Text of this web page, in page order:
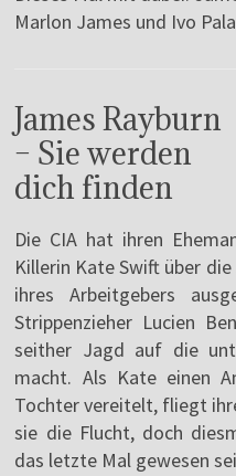
Marlon James und Ivo
James Rayburn
– Sie werden
dich finden
Die CIA hat ihren
Killerin Kate Swift über
ihres Arbeitgebers
Strippenzieher Lucien
seither Jagd auf die
macht. Als Kate einen
Tochter vereitelt, fliegt
sie die Flucht, doch
das letzte Mal gewesen